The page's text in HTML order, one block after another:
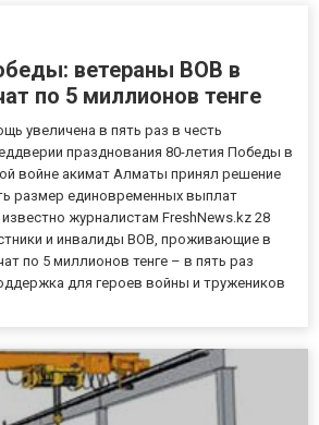
ветераны ВОВ в
по 5 миллионов тенге
увеличена в пять раз в честь
празднования 80-летия Победы в
войне акимат Алматы принял решение
размер единовременных выплат
журналистам FreshNews.kz 28
и инвалиды ВОВ, проживающие в
по 5 миллионов тенге – в пять раз
для героев войны и тружеников